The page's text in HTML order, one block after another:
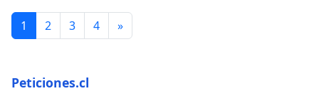
1 2 3 4 »
Peticiones.cl